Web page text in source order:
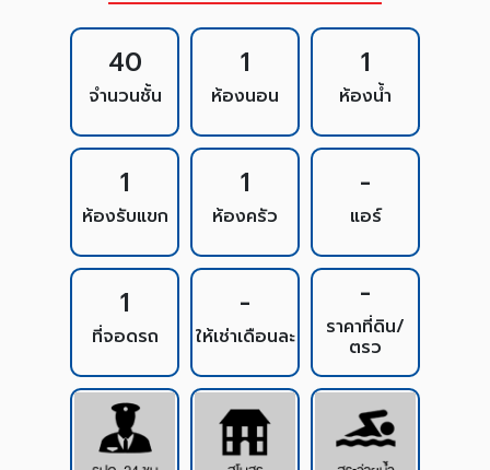
40
จำนวนชั้น
1
ห้องนอน
1
ห้องน้ำ
1
ห้องรับแขก
1
ห้องครัว
-
แอร์
1
ที่จอดรถ
-
ให้เช่าเดือนละ
-
ราคาที่ดิน/
ตรว